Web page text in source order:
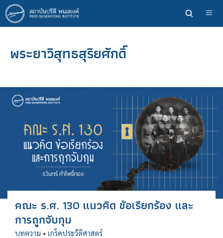
ข้าม
ไป
ยัง
หลักพระยาวิสุทธสุริยศักดิ์
คณะ ร.ศ. 130 แนวคิด ข้อเรียกร้อง และ
การถูกจับกุม
บทความ • เกร็ดประวัติศาสตร์